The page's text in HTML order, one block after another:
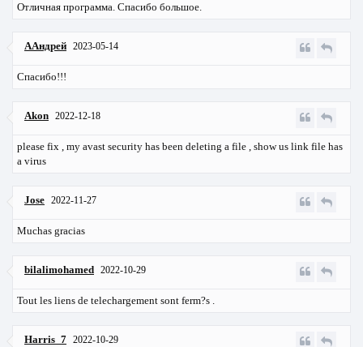
Отличная программа. Спасибо большое.
ААндрей 2023-05-14
Спасибо!!!
Akon 2022-12-18
please fix , my avast security has been deleting a file , show us link file has
a virus
Jose 2022-11-27
Muchas gracias
bilalimohamed 2022-10-29
Tout les liens de telechargement sont ferm?s .
Harris_7 2022-10-29